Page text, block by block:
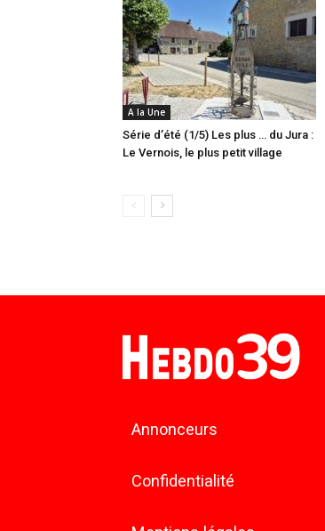
A la Une
Série d’été (1/5) Les plus … du Jura :
Le Vernois, le plus petit village